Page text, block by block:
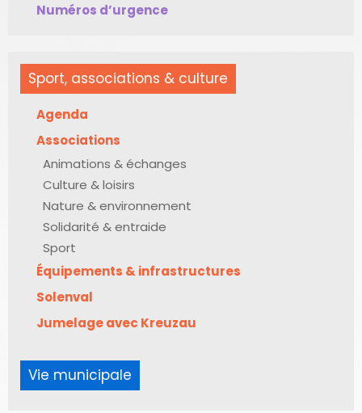
Numéros d’urgence
Sport, associations & culture
Agenda
Associations
Animations & échanges
Culture & loisirs
Nature & environnement
Solidarité & entraide
Sport
Équipements & infrastructures
Solenval
Jumelage avec Kreuzau
Vie municipale